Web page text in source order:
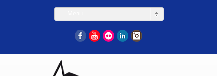
FacebookYouTube
Flickr LinkedIn